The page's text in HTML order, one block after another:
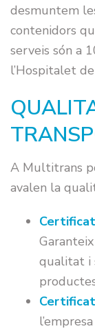
desmuntem
contenidors
serveis són a
l’Hospitalet
A Multitrans
avalen la
qualitat i